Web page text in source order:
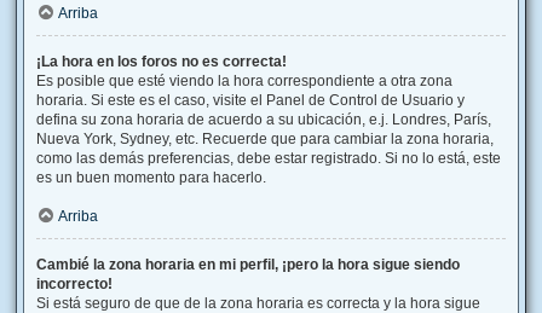
Arriba
¡La hora en los foros no es correcta!
Es posible que esté viendo la hora correspondiente a otra zona
horaria. Si este es el caso, visite el Panel de Control de Usuario y
defina su zona horaria de acuerdo a su ubicación, e.j. Londres, París,
Nueva York, Sydney, etc. Recuerde que para cambiar la zona horaria,
como las demás preferencias, debe estar registrado. Si no lo está, este
es un buen momento para hacerlo.
Arriba
Cambié la zona horaria en mi perfil, ¡pero la hora sigue siendo
incorrecto!
Si está seguro de que de la zona horaria es correcta y la hora sigue